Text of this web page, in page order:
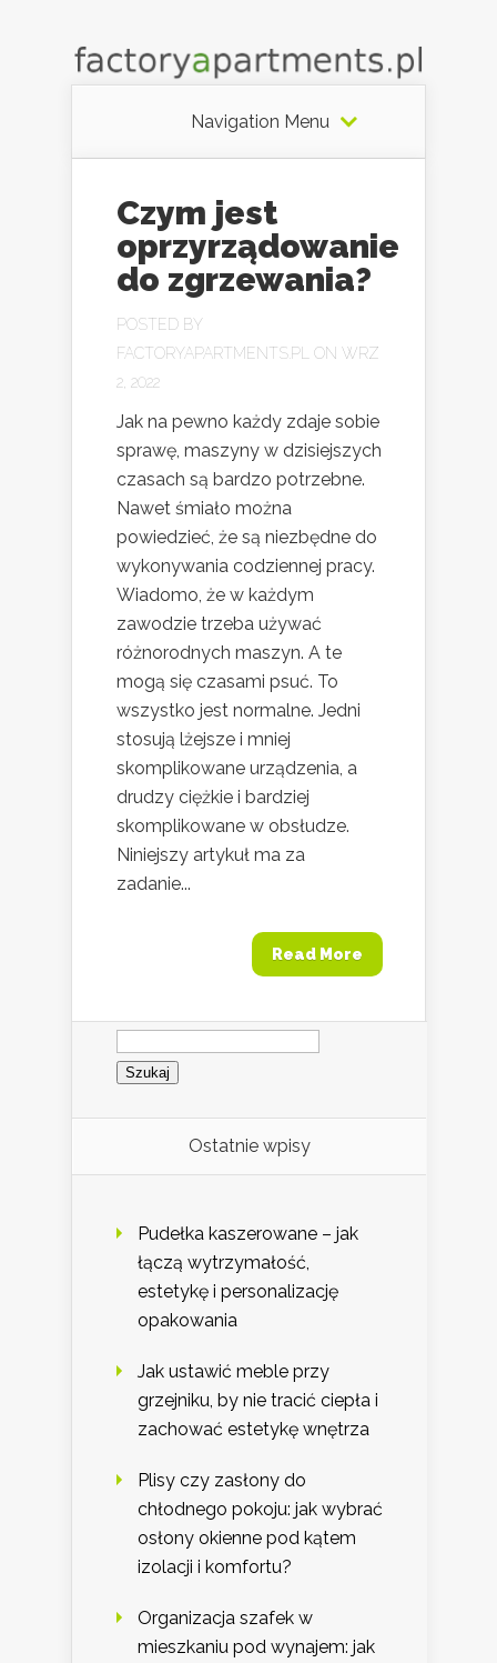
Navigation Menu
Czym jest
oprzyrządowanie
do zgrzewania?
POSTED BY
FACTORYAPARTMENTS.PL ON WRZ
2, 2022
Jak na pewno każdy zdaje sobie
sprawę, maszyny w dzisiejszych
czasach są bardzo potrzebne.
Nawet śmiało można
powiedzieć, że są niezbędne do
wykonywania codziennej pracy.
Wiadomo, że w każdym
zawodzie trzeba używać
różnorodnych maszyn. A te
mogą się czasami psuć. To
wszystko jest normalne. Jedni
stosują lżejsze i mniej
skomplikowane urządzenia, a
drudzy ciężkie i bardziej
skomplikowane w obsłudze.
Niniejszy artykuł ma za
zadanie...
Read More
Szukaj:
Ostatnie wpisy
Pudełka kaszerowane – jak
łączą wytrzymałość,
estetykę i personalizację
opakowania
Jak ustawić meble przy
grzejniku, by nie tracić ciepła i
zachować estetykę wnętrza
Plisy czy zasłony do
chłodnego pokoju: jak wybrać
osłony okienne pod kątem
izolacji i komfortu?
Organizacja szafek w
mieszkaniu pod wynajem: jak